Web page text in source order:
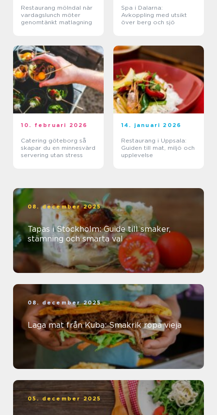
Restaurang mölndal när
vardagslunch möter
genomtänkt matlagning
Spa i Dalarna:
Avkoppling med utsikt
över berg och sjö
10. februari 2026
Catering göteborg så
skapar du en minnesvärd
servering utan stress
14. januari 2026
Restaurang i Uppsala:
Guiden till mat, miljö och
upplevelse
08. december 2025
Tapas i Stockholm: Guide till smaker,
stämning och smarta val
08. december 2025
Laga mat från Kuba: Smakrik ropa vieja
05. december 2025